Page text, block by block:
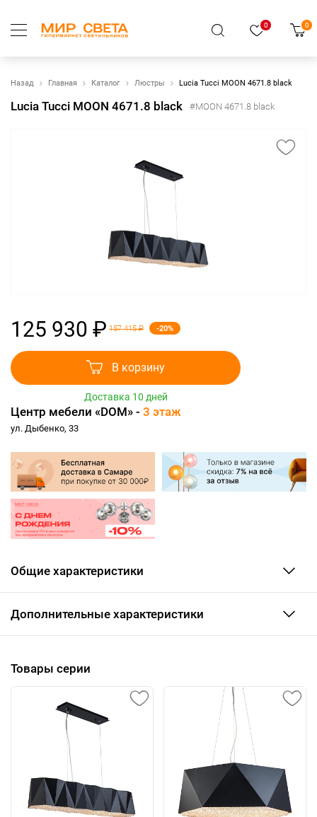
0 0
Назад Главная Каталог Люстры Lucia Tucci MOON 4671.8 black
Lucia Tucci MOON 4671.8 black #MOON 4671.8 black
125 930 ₽ 157 415 ₽ -20%
В корзину
Доставка 10 дней
Центр мебели «DOM» - 3 этаж
ул. Дыбенко, 33
Общие характеристики
Дополнительные характеристики
Товары серии